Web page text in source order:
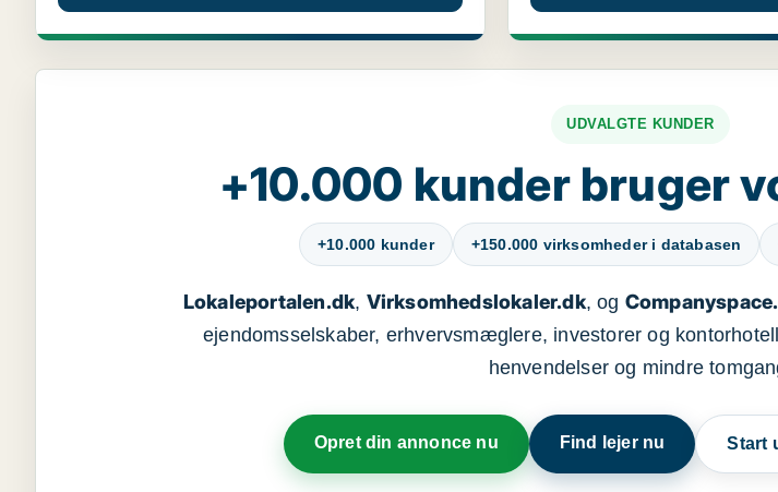
UDVALGTE KUNDER
+10.000 kunder bruger
+10.000 kunder +150.000 virksomheder i databasen
Lokaleportalen.dk, Virksomhedslokaler.dk, og
ejendomsselskaber, erhvervsmæglere, investorer og
henvendelser og mindre
Opret din annonce nu Find lejer nu Start